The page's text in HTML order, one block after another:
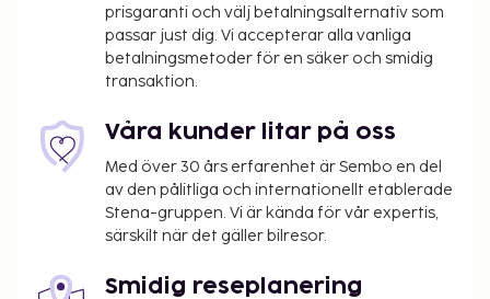
prisgaranti och välj betalningsalternativ som
passar just dig. Vi accepterar alla vanliga
betalningsmetoder för en säker och smidig
transaktion.
Våra kunder litar på oss
Med över 30 års erfarenhet är Sembo en del
av den pålitliga och internationellt etablerade
Stena-gruppen. Vi är kända för vår expertis,
särskilt när det gäller bilresor.
Smidig reseplanering